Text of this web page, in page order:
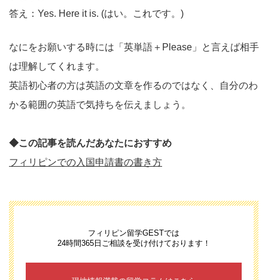
答え：Yes. Here it is. (はい。これです。)
なにをお願いする時には「英単語＋Please」と言えば相手
は理解してくれます。
英語初心者の方は英語の文章を作るのではなく、自分のわ
かる範囲の英語で気持ちを伝えましょう。
◆この記事を読んだあなたにおすすめ
フィリピンでの入国申請書の書き方
フィリピン留学GESTでは
24時間365日ご相談を受け付けております！